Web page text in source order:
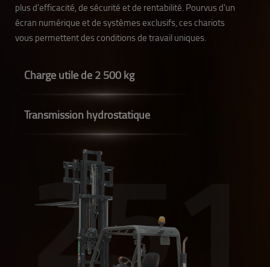
plus d'efficacité, de sécurité et de rentabilité. Pourvus d'un
écran numérique et de systèmes exclusifs, ces chariots
vous permettent des conditions de travail uniques.
Charge utile de 2 500 kg
Transmission hydrostatique